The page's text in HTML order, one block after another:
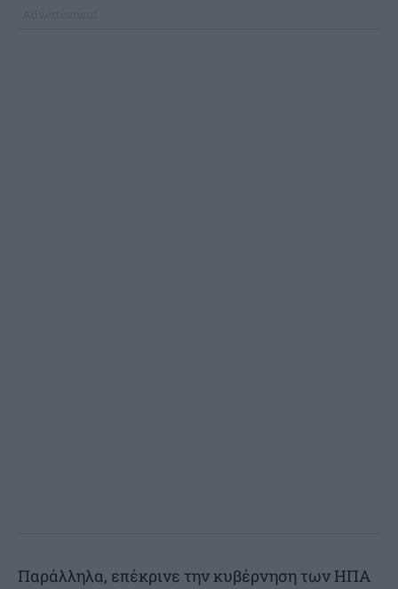
Παράλληλα, επέκρινε την κυβέρνηση των ΗΠΑ